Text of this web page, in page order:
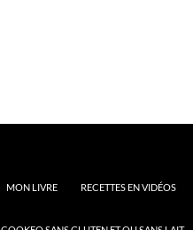
MON LIVRE RECETTES EN VIDÉOS